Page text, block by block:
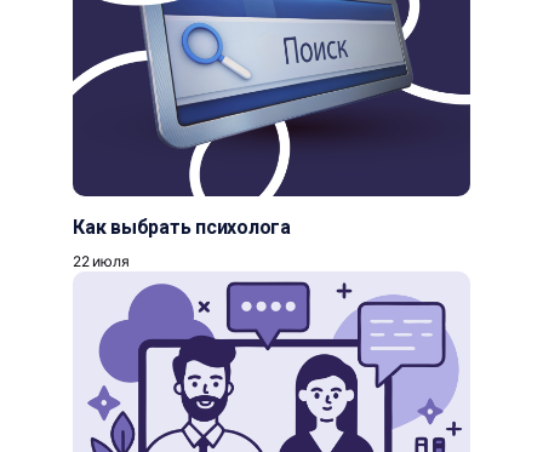
Как выбрать психолога
22 июля